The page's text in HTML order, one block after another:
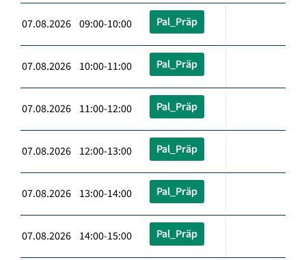
07.08.2026 09:00-10:00 Pal_Präp
07.08.2026 10:00-11:00 Pal_Präp
07.08.2026 11:00-12:00 Pal_Präp
07.08.2026 12:00-13:00 Pal_Präp
07.08.2026 13:00-14:00 Pal_Präp
07.08.2026 14:00-15:00 Pal_Präp